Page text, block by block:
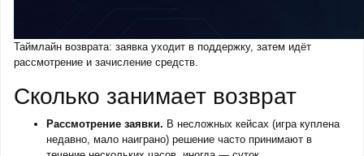
Таймлайн возврата: заявка уходит в поддержку, затем идёт
рассмотрение и зачисление средств.
Сколько занимает возврат
Рассмотрение заявки. В несложных кейсах (игра куплена
недавно, мало наиграно) решение часто принимают в